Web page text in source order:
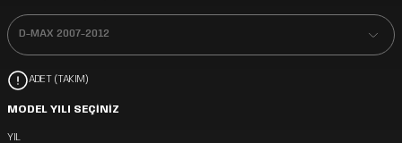
ADET (TAKIM)
MODEL YILI SEÇİNİZ
YIL